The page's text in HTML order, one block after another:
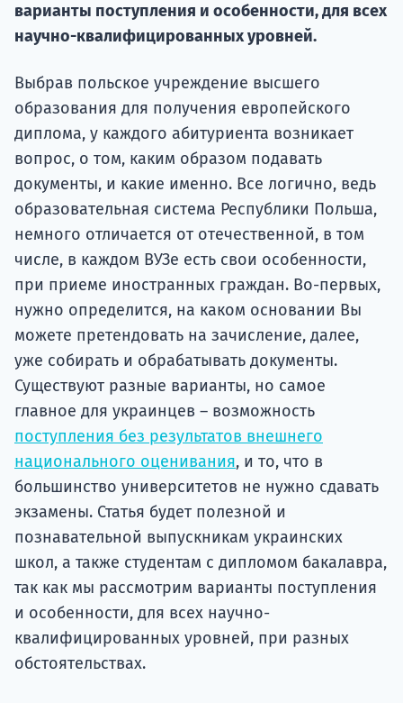
варианты поступления и особенности, для всех
научно-квалифицированных уровней.
Выбрав польское учреждение высшего
образования для получения европейского
диплома, у каждого абитуриента возникает
вопрос, о том, каким образом подавать
документы, и какие именно. Все логично, ведь
образовательная система Республики Польша,
немного отличается от отечественной, в том
числе, в каждом ВУЗе есть свои особенности,
при приеме иностранных граждан. Во-первых,
нужно определится, на каком основании Вы
можете претендовать на зачисление, далее,
уже собирать и обрабатывать документы.
Существуют разные варианты, но самое
главное для украинцев – возможность
поступления без результатов внешнего
национального оценивания, и то, что в
большинство университетов не нужно сдавать
экзамены. Статья будет полезной и
познавательной выпускникам украинских
школ, а также студентам с дипломом бакалавра,
так как мы рассмотрим варианты поступления
и особенности, для всех научно-
квалифицированных уровней, при разных
обстоятельствах.